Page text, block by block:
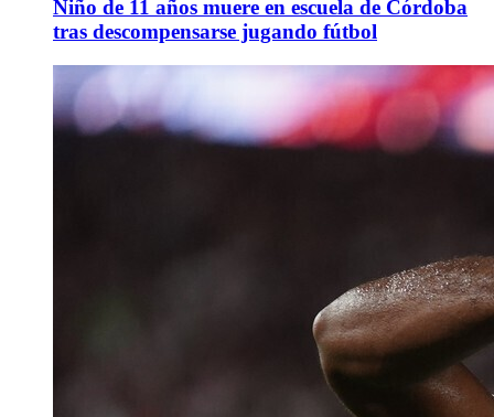
Niño de 11 años muere en escuela de Córdoba
tras descompensarse jugando fútbol